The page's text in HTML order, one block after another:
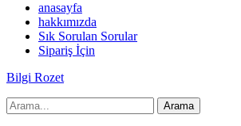
anasayfa
hakkımızda
Sık Sorulan Sorular
Sipariş İçin
Bilgi Rozet